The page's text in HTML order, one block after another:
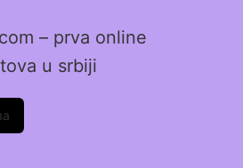
– prva online
u srbiji